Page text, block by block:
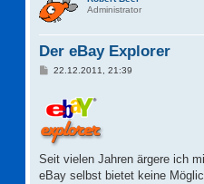
Administrator
Der eBay Explorer
B
g
22.12.2011, 21:39
Seit vielen Jahren ärgere ich
eBay selbst bietet keine